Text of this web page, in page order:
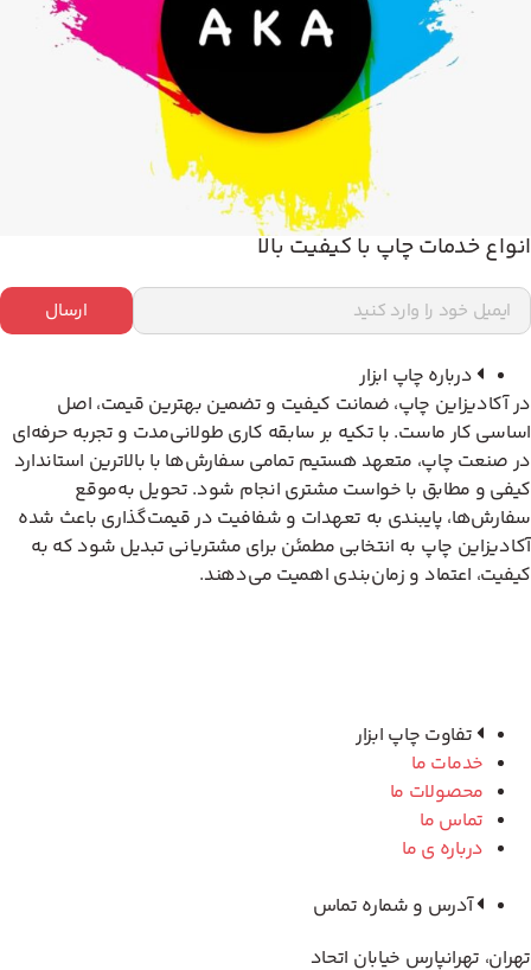
انواع خدمات چاپ با کیفیت بالا
ارسال
درباره چاپ ابزار
در آکادیزاین چاپ، ضمانت کیفیت و تضمین بهترین قیمت، اصل
اساسی کار ماست. با تکیه بر سابقه کاری طولانی‌مدت و تجربه حرفه‌ای
در صنعت چاپ، متعهد هستیم تمامی سفارش‌ها با بالاترین استاندارد
کیفی و مطابق با خواست مشتری انجام شود. تحویل به‌موقع
سفارش‌ها، پایبندی به تعهدات و شفافیت در قیمت‌گذاری باعث شده
آکادیزاین چاپ به انتخابی مطمئن برای مشتریانی تبدیل شود که به
کیفیت، اعتماد و زمان‌بندی اهمیت می‌دهند.
تفاوت چاپ ابزار
خدمات ما
محصولات ما
تماس ما
درباره ی ما
آدرس و شماره تماس
تهران، تهرانپارس خیابان اتحاد